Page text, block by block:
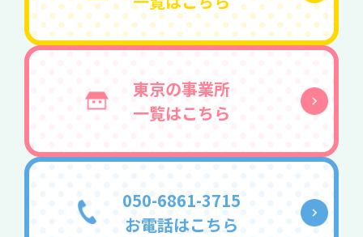
東京の事業所
一覧はこちら
050-6861-3715
お電話はこちら